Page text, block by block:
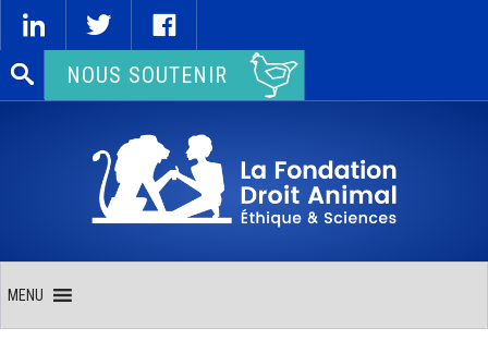
Rechercher :NOUS SOUTENIR
MENU